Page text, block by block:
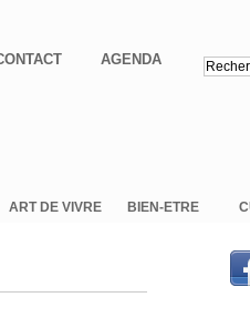
AGENDA
ART DE VIVRE BIEN-ETRE